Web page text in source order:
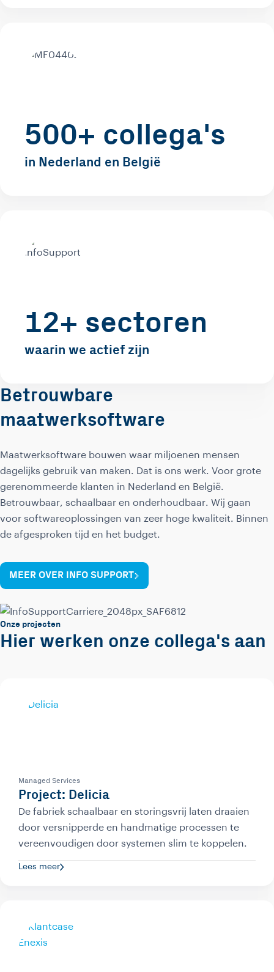
500+ collega's
in Nederland en België
12+ sectoren
waarin we actief zijn
Betrouwbare
maatwerksoftware
Maatwerksoftware bouwen waar miljoenen mensen
dagelijks gebruik van maken. Dat is ons werk. Voor grote
gerenommeerde klanten in Nederland en België.
Betrouwbaar, schaalbaar en onderhoudbaar. Wij gaan
voor softwareoplossingen van zeer hoge kwaliteit. Binnen
de afgesproken tijd en het budget.
MEER OVER INFO SUPPORT
Onze projecten
Hier werken onze collega's aan
Managed Services
Project: Delicia
De fabriek schaalbaar en storingsvrij laten draaien
door versnipperde en handmatige processen te
vereenvoudigen door systemen slim te koppelen.
Lees meer